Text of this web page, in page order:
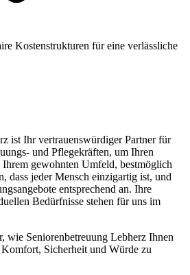
Kostenstrukturen für eine verlässliche
ist Ihr vertrauenswürdiger Partner für
und Pflegekräften, um Ihren
gewohnten Umfeld, bestmöglich
dass jeder Mensch einzigartig ist, und
entsprechend an. Ihre
Bedürfnisse stehen für uns im
wie Seniorenbetreuung Lebherz Ihnen
Sicherheit und Würde zu